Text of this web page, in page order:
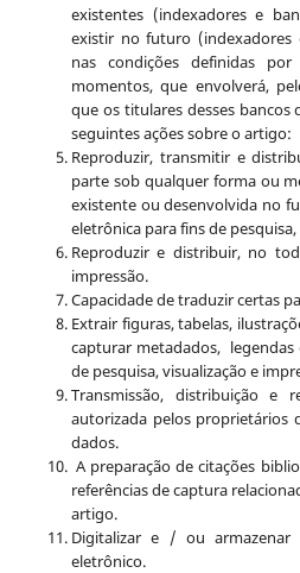
existentes (indexadores e
existir no futuro (indexadores
nas condições definidas
momentos, que envolverá,
que os titulares desses bancos
seguintes ações sobre o artigo:
Reproduzir, transmitir e
parte sob qualquer forma ou
existente ou desenvolvida no
eletrônica para fins de
Reproduzir e distribuir, no
impressão.
Capacidade de traduzir certas
Extrair figuras, tabelas,
capturar metadados,
de pesquisa, visualização e
Transmissão, distribuição e
autorizada pelos proprietários
dados.
A preparação de citações
referências de captura
artigo.
Digitalizar e / ou
eletrônico.